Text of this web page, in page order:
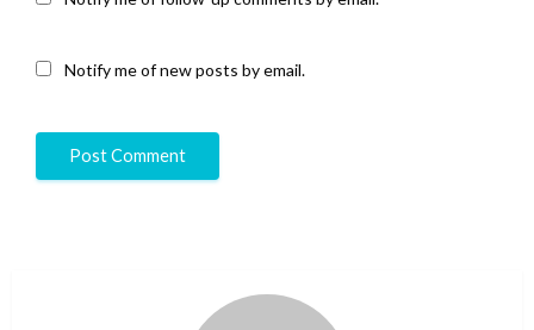
Notify me of new posts by email.